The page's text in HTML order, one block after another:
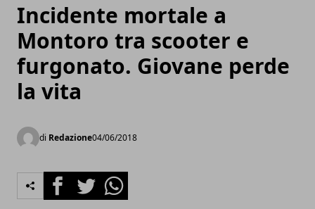
Incidente mortale a
Montoro tra scooter e
furgonato. Giovane perde
la vita
di Redazione04/06/2018
FacebookTwitterWhatsapp